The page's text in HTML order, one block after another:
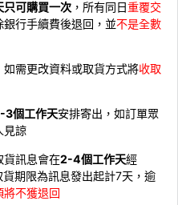
只可購買一次 ，所有同日重覆交
銀行手續費後退回，並不是全數
如需更改資料或取貨方式將收取
3個工作天安排寄出，如訂單眾
見諒
貨訊息會在2-4個工作天經
期限為訊息發出起計7天，逾
將不獲退回